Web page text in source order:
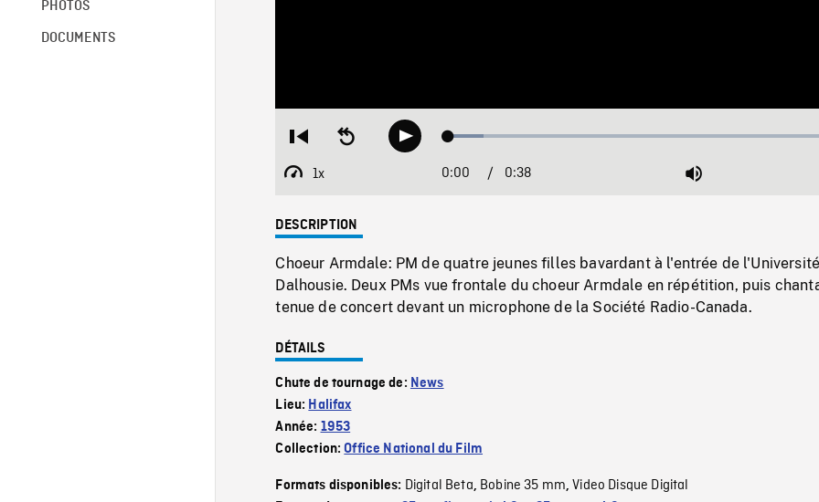
PHOTOS
DOCUMENTS
Restart
beginning
Seek
backwardPlay Loaded:
1x
Playback
Current
0:00 / Duration
0:38 Mute
DESCRIPTION
Choeur Armdale: PM de quatre jeunes filles bavardant à l'entrée de l'Université
Dalhousie. Deux PMs vue frontale du choeur Armdale en répétition, puis
tenue de concert devant un microphone de la Société Radio-Canada.
DÉTAILS
Chute de tournage de: News
Lieu: Halifax
Année: 1953
Collection:Office National du Film
Formats disponibles: Digital Beta, Bobine 35 mm,Video Disque Digital